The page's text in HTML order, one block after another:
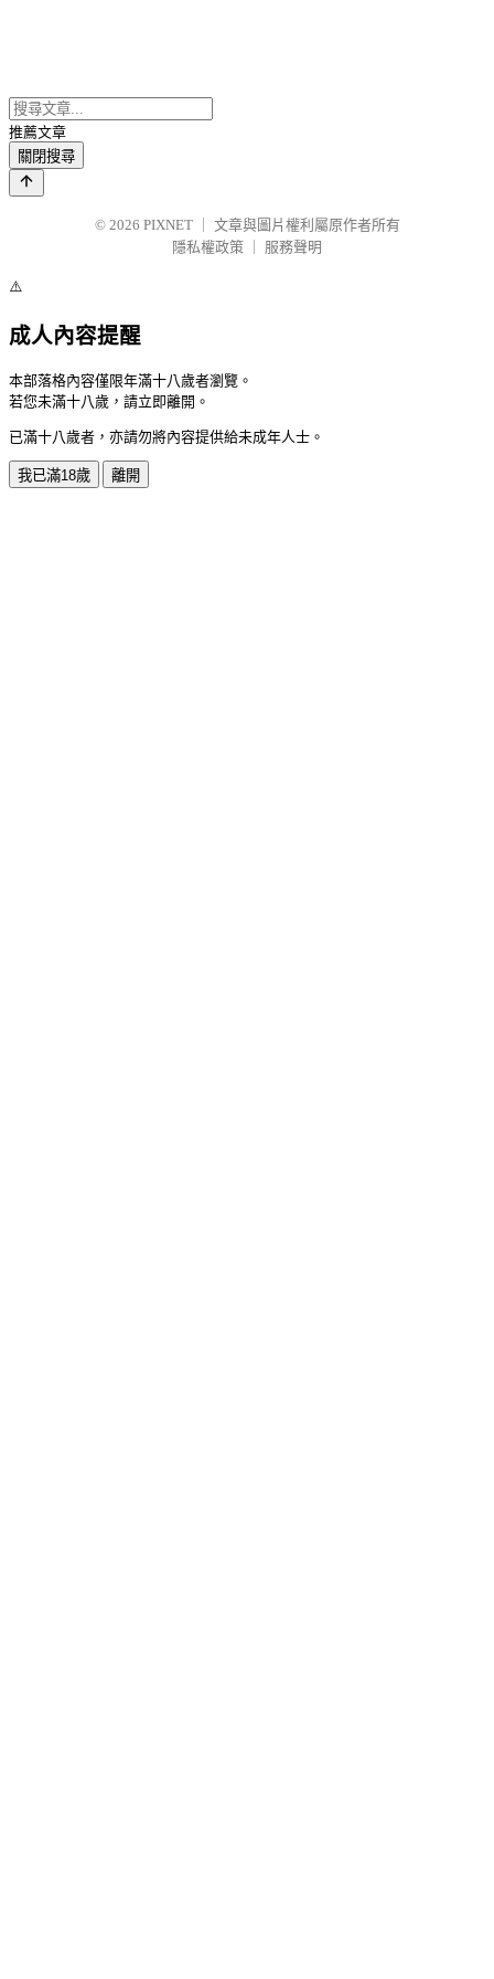
推薦文章
關閉搜尋
© 2026 PIXNET
文章與圖片權利屬原作者所有
隱私權政策
服務聲明
⚠️
成人內容提醒
本部落格內容僅限年滿十八歲者瀏覽。
若您未滿十八歲，請立即離開。
已滿十八歲者，亦請勿將內容提供給未成年人士。
我已滿18歲 離開